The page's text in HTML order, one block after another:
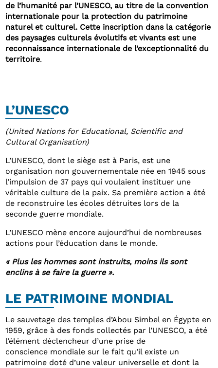
de l’humanité par l’UNESCO, au titre de la convention
internationale pour la protection du patrimoine
naturel et culturel. Cette inscription dans la catégorie
des paysages culturels évolutifs et vivants est une
reconnaissance internationale de l’exceptionnalité du
territoire.
L’UNESCO
(United Nations for Educational, Scientific and
Cultural Organisation)
L’UNESCO, dont le siège est à Paris, est une
organisation non gouvernementale née en 1945 sous
l’impulsion de 37 pays qui voulaient instituer une
véritable culture de la paix. Sa première action a été
de reconstruire les écoles détruites lors de la
seconde guerre mondiale.
L’UNESCO mène encore aujourd’hui de nombreuses
actions pour l’éducation dans le monde.
« Plus les hommes sont instruits, moins ils sont
enclins à se faire la guerre ».
LE PATRIMOINE MONDIAL
Le sauvetage des temples d’Abou Simbel en Égypte en
1959, grâce à des fonds collectés par l’UNESCO, a été
l’élément déclencheur d’une prise de
conscience mondiale sur le fait qu’il existe un
patrimoine doté d’une valeur universelle et dont la